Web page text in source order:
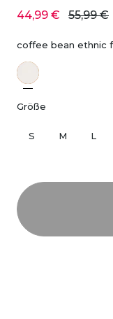
44,99 € 55,99 €
coffee bean ethnic
Größe
S M L